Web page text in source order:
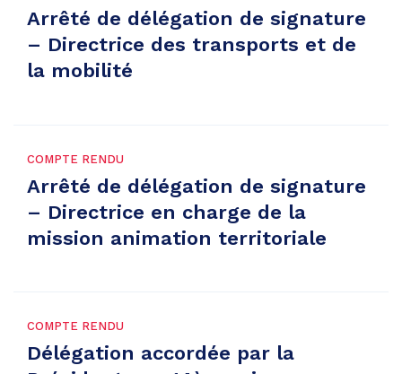
Arrêté de délégation de signature
– Directrice des transports et de
la mobilité
COMPTE RENDU
Arrêté de délégation de signature
– Directrice en charge de la
mission animation territoriale
COMPTE RENDU
Délégation accordée par la